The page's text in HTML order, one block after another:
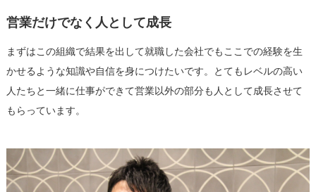
営業だけでなく人として成長
まずはこの組織で結果を出して就職した会社でもここでの経験を生
かせるような知識や自信を身につけたいです。とてもレベルの高い
人たちと一緒に仕事ができて営業以外の部分も人として成長させて
もらっています。